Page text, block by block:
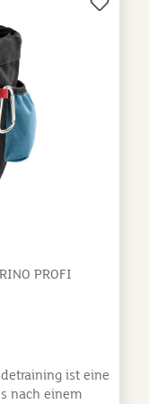
PROFI
ist eine
nach einem